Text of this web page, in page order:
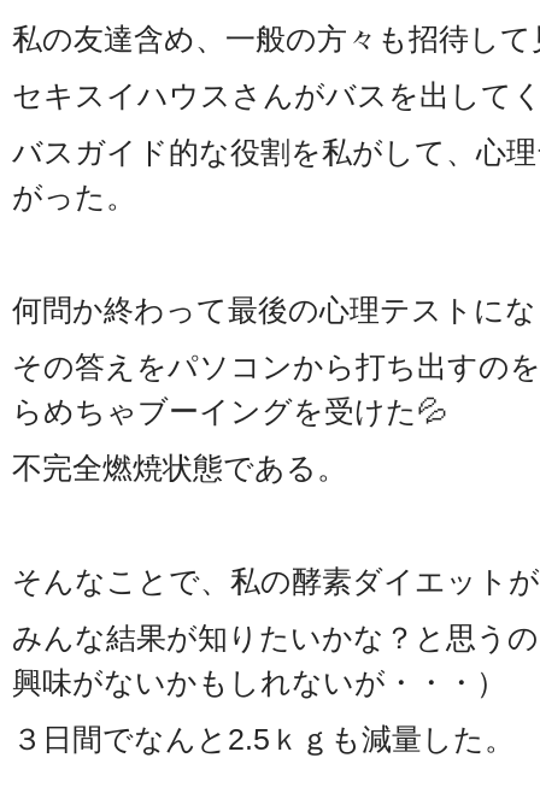
私の友達含め、一般の方々も招待し
セキスイハウスさんがバスを出して
バスガイド的な役割を私がして、心
がった。
何問か終わって最後の心理テストに
その答えをパソコンから打ち出すの
らめちゃブーイングを受けた💦
不完全燃焼状態である。
そんなことで、私の酵素ダイエット
みんな結果が知りたいかな？と思う
興味がないかもしれないが・・・）
３日間でなんと2.5ｋｇも減量した。